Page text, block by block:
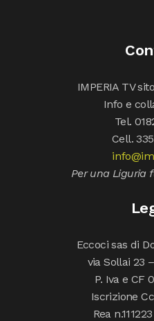
IMPERIA TV
Info e
Tel.
Cell.
Per una Liguria
Eccoci sas di
via Sollai 23
P. Iva e CF
Iscrizione
Rea